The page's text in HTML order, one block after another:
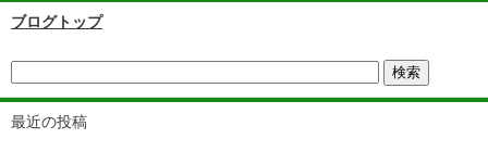
ブログトップ
最近の投稿